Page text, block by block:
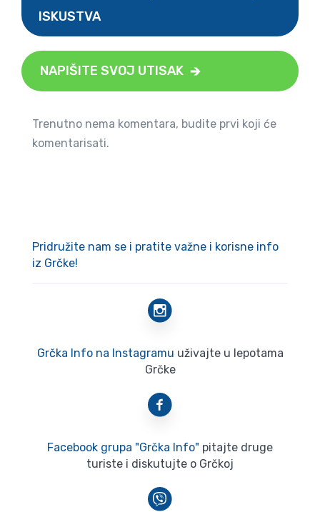
ISKUSTVA
NAPIŠITE SVOJ UTISAK
Trenutno nema komentara, budite prvi koji će
komentarisati.
Pridružite nam se i pratite važne i korisne info
iz Grčke!
Grčka Info na Instagramu uživajte u lepotama
Grčke
Facebook grupa "Grčka Info" pitajte druge
turiste i diskutujte o Grčkoj